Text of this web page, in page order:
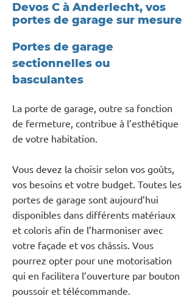
Devos C à Anderlecht, vos
portes de garage sur mesure
Portes de garage
sectionnelles ou
basculantes
La porte de garage, outre sa fonction
de fermeture, contribue à l’esthétique
de votre habitation.
Vous devez la choisir selon vos goûts,
vos besoins et votre budget. Toutes les
portes de garage sont aujourd’hui
disponibles dans différents matériaux
et coloris afin de l’harmoniser avec
votre façade et vos châssis. Vous
pourrez opter pour une motorisation
qui en facilitera l’ouverture par bouton
poussoir et télécommande.